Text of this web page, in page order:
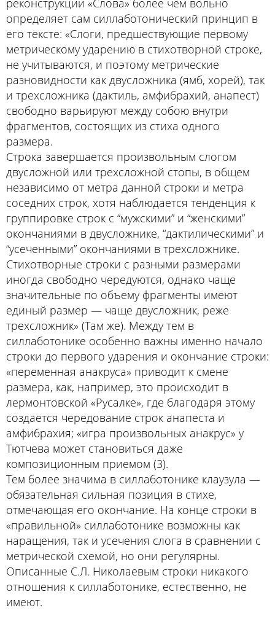
реконструкции «Слова» более чем вольно
определяет сам силлаботонический принцип в
его тексте: «Слоги, предшествующие первому
метрическому ударению в стихотворной строке,
не учитываются, и поэтому метрические
разновидности как двусложника (ямб, хорей), так
и трехсложника (дактиль, амфибрахий, анапест)
свободно варьируют между собою внутри
фрагментов, состоящих из стиха одного
размера.
Строка завершается произвольным слогом
двусложной или трехсложной стопы, в общем
независимо от метра данной строки и метра
соседних строк, хотя наблюдается тенденция к
группировке строк с “мужскими” и “женскими”
окончаниями в двусложнике, “дактилическими” и
“усеченными” окончаниями в трехсложнике.
Стихотворные строки с разными размерами
иногда свободно чередуются, однако чаще
значительные по объему фрагменты имеют
единый размер — чаще двусложник, реже
трехсложник» (Там же). Между тем в
силлаботонике особенно важны именно начало
строки до первого ударения и окончание строки:
«переменная анакруса» приводит к смене
размера, как, например, это происходит в
лермонтовской «Русалке», где благодаря этому
создается чередование строк анапеста и
амфибрахия; «игра произвольных анакрус» у
Тютчева может становиться даже
композиционным приемом (3).
Тем более значима в силлаботонике клаузула —
обязательная сильная позиция в стихе,
отмечающая его окончание. На конце строки в
«правильной» силлаботонике возможны как
наращения, так и усечения слога в сравнении с
метрической схемой, но они регулярны.
Описанные С.Л. Николаевым строки никакого
отношения к силлаботонике, естественно, не
имеют.